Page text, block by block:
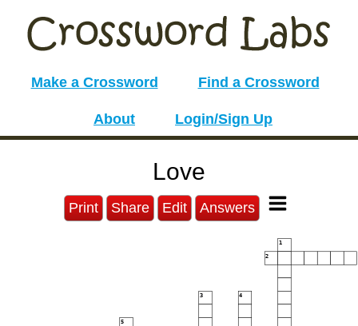
Make a Crossword Find a Crossword
About Login/Sign Up
Love
Print Share Edit Answers
1
2
3 4
5